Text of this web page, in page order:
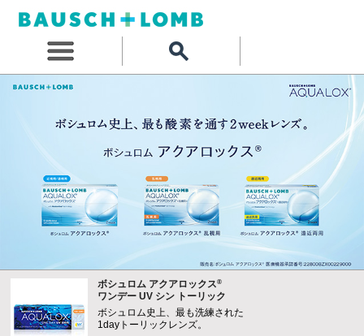
ボシュロム アクアロックス®
ワンデー UV シン トーリック
ボシュロム史上、最も洗練された
1dayトーリックレンズ。